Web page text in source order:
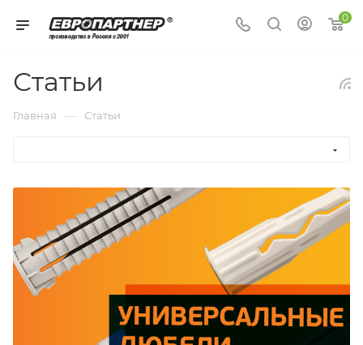
0
Статьи
Главная — Статьи